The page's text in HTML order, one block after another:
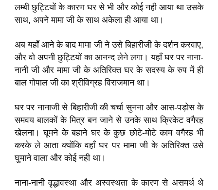
लम्बी छुट्टियों के कारण घर से भी और कोई नही आया था उसके
साथ, अपने मामा जी के साथ अकेला ही आया था।
अब यहाँ आने के बाद मामा जी ने उसे बिहारीजी के दर्शन करवाए,
और वो अपनी छुट्टियों का आनन्द लेने लगा। यहाँ घर पर नाना-
नानी जी और मामा जी के अतिरिक्त घर के सदस्य के रुप में ही
बाल गोपाल जी का श्रीविग्रह विराजमान था।
घर पर नानाजी से बिहारीजी की चर्चा सुनना और आस-पड़ोस के
समवय बालकों के मित्र बन जाने से उनके साथ क्रिकेट वगैरह
खेलना। घूमने के बहाने घर के कुछ छोटे-मोटे काम वगैरह भी
करके ले आता क्योंकि वहाँ घर पर मामा जी के अतिरिक्त उसे
घुमाने वाला और कोई नही था।
नाना-नानी वृद्धावस्था और अस्वस्थता के कारण से असमर्थ थे